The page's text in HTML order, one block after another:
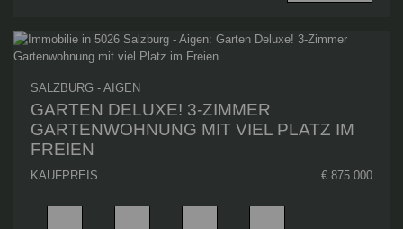
SALZBURG - AIGEN
GARTEN DELUXE! 3-ZIMMER
GARTENWOHNUNG MIT VIEL PLATZ IM
FREIEN
KAUFPREIS € 875.000